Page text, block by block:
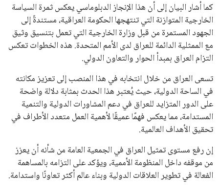
كما أشار البيان إلى أن هذا الإنجاز الدبلوماسي يعكس ثمرة السياسة
الخارجية المتوازنة التي تنتهجها الحكومة العراقية، مستندةً إلى
الجهود المستمرة من قبل وزارة الخارجية التي تعمل بتنسيق وثيق
مع الممثلية الدائمة للعراق لدى الأمم المتحدة. هذه الخطوات تعكس
التزام العراق بمبدأ الحوار والتعاون الدولي.
تسعى العراق من خلال انتخابه في هذا المنصب إلى تعزيز مكانته
في الساحة الدولية، حيث يُعتبر هذا الحدث بمثابة دلالة واضحة
على الدور المتزايد للعراق في دعم المشاورات الدولية والتنمية
المستدامة، مما يعكس فهمًا عميقًا لأهمية العمل متعدد الأطراف في
تحقيق الأهداف العالمية.
إن رفع مستوى تمثيل العراق في الجمعية العامة من شأنه أن يعزز
من موقفه داخل المنظومة الأممية، ويؤكد على التزامه بالمساهمة
الفعالة في تطوير العلاقات الدولية وبناء عالم أكثر تعاونًا واستدامة.